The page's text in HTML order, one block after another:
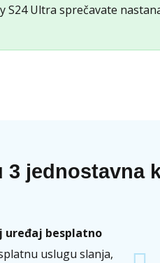
S24 Ultra sprečavate
3 jednostavna
uređaj besplatno
uslugu slanja,